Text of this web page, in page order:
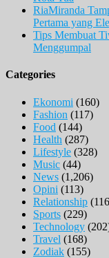
RiaMiranda
Pertama yang
Tips Membuat
Menggumpal
Categories
Ekonomi (160)
Fashion (117)
Food (144)
Health (287)
Lifestyle (328)
Music (44)
News (1,206)
Opini (113)
Relationship
Sports (229)
Technology
Travel (168)
Zodiak (155)